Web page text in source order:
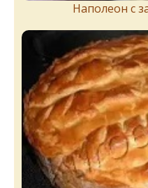
Наполеон с